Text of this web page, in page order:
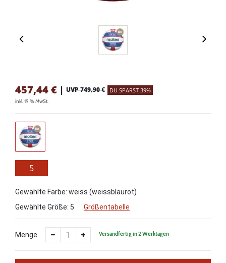
457,44€ | UVP 749,90 € DU SPARST 39%
inkl. 19 % MwSt.
5
Gewählte Farbe: weiss (weissblaurot)
Gewählte Größe: 5 Größentabelle
Menge Versandfertig in 2 Werktagen